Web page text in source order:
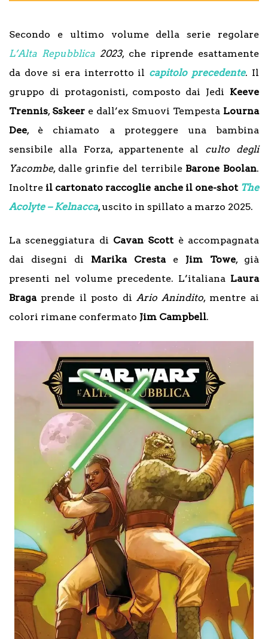
Secondo e ultimo volume della serie regolare
L’Alta Repubblica 2023, che riprende esattamente
da dove si era interrotto il capitolo precedente. Il
gruppo di protagonisti, composto dai Jedi Keeve
Trennis, Sskeer e dall’ex Smuovi Tempesta Lourna
Dee, è chiamato a proteggere una bambina
sensibile alla Forza, appartenente al culto degli
Yacombe, dalle grinfie del terribile Barone Boolan.
Inoltre il cartonato raccoglie anche il one-shot The
Acolyte – Kelnacca, uscito in spillato a marzo 2025.
La sceneggiatura di Cavan Scott è accompagnata
dai disegni di Marika Crestae Jim Towe, già
presenti nel volume precedente. L’italiana Laura
Bragaprende il posto di Ario Anindito, mentre ai
colori rimane confermato Jim Campbell.